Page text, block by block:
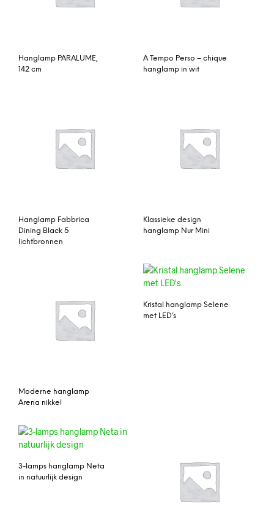
Hanglamp PARALUME,
142 cm
A Tempo Perso – chique
hanglamp in wit
Hanglamp Fabbrica
Dining Black 5
lichtbronnen
Klassieke design
hanglamp Nur Mini
Moderne hanglamp
Arena nikkel
Kristal hanglamp Selene
met LED’s
3-lamps hanglamp Neta
in natuurlijk design